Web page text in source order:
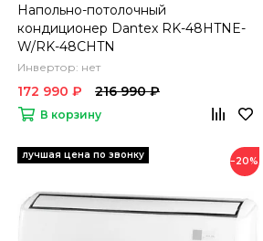
Напольно-потолочный
кондиционер Dantex RK-48HTNE-
W/RK-48CHTN
Инвертор: нет
172 990 ₽ 216 990 ₽
В корзину
−20%